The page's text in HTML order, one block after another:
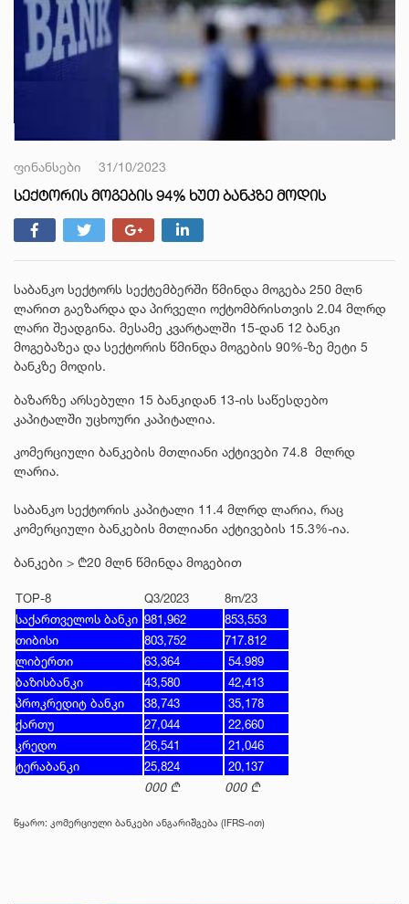
ფინანსები 31/10/2023
ᲡᲔᲥᲢᲝᲠᲘᲡ ᲛᲝᲒᲔᲑᲘᲡ 94% ᲮᲣᲗ ᲑᲐᲜᲙᲖᲔ ᲛᲝᲓᲘᲡ
საბანკო სექტორს სექტემბერში წმინდა მოგება 250 მლნ
ლარით გაეზარდა და პირველი ოქტომბრისთვის 2.04 მლრდ
ლარი შეადგინა. მესამე კვარტალში 15-დან 12 ბანკი
მოგებაზეა და სექტორის წმინდა მოგების 90%-ზე მეტი 5
ბანკზე მოდის.
ბაზარზე არსებული 15 ბანკიდან 13-ის საწესდებო
კაპიტალში უცხოური კაპიტალია.
კომერციული ბანკების მთლიანი აქტივები 74.8 მლრდ
ლარია.
საბანკო სექტორის კაპიტალი 11.4 მლრდ ლარია, რაც
კომერციული ბანკების მთლიანი აქტივების 15.3%-ია.
ბანკები > ₾20 მლნ წმინდა მოგებით
TOP-8 Q3/2023
8m/23
საქართველოს ბანკი 981,962
853,553
თიბისი
803,752
717.812
ლიბერთი
63,364
54.989
ბაზისბანკი
43,580
42,413
პროკრედიტ ბანკი
38,743
35,178
ქართუ
27,044
22,660
კრედო
26,541
21,046
ტერაბანკი
25,824 20,137
000 ₾ 000 ₾
წყარო: კომერციული ბანკები ანგარიშგება (IFRS-ით)